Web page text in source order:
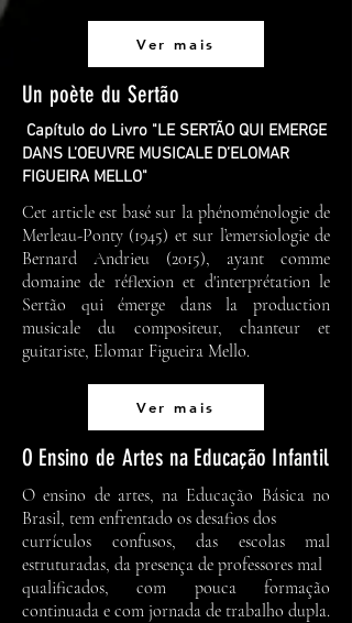
Ver mais
Un poète du Sertão
Capítulo do Livro "LE SERTÃO QUI EMERGE
DANS L’OEUVRE MUSICALE D’ELOMAR
FIGUEIRA MELLO"
Cet article est basé sur la phénoménologie de
Merleau-Ponty (1945) et sur l’emersiologie de
Bernard Andrieu (2015), ayant comme
domaine de réflexion et d'interprétation le
Sertão qui émerge dans la production
musicale du compositeur, chanteur et
guitariste, Elomar Figueira Mello.
Ver mais
O Ensino de Artes na Educação Infantil
O ensino de artes, na Educação Básica no
Brasil, tem enfrentado os desafios dos
currículos confusos, das escolas mal
estruturadas, da presença de professores mal
qualificados, com pouca formação
continuada e com jornada de trabalho dupla.